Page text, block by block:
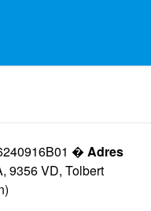
� Adres
9356 VD, Tolbert